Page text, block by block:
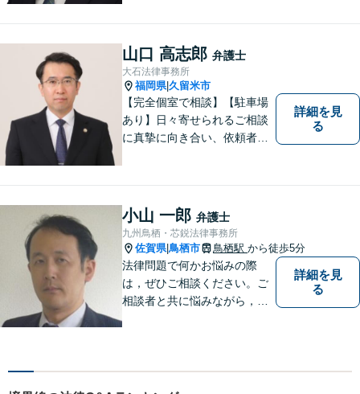
い！
山口 高志郎 弁護士
大石法律事務所
福岡県|久留米市
【完全個室で相談】【駐車場
あり】日々寄せられるご相談
に真摯に向き合い、依頼者の
す法人・個人の方々には、経
営課題の解決に向けた最適な
法的サポートを提供し、安定
した経営基盤の構築をお手伝
いいたします。
詳細を見
る
小山 一郎 弁護士
九州鳥栖・芯鋭法律事務所
佐賀県|鳥栖市 鳥栖駅 から徒歩5分
法律問題で何かお悩みの際
は，ぜひご相談ください。ご
相談者と共に悩みながら，い
詳細を見
る